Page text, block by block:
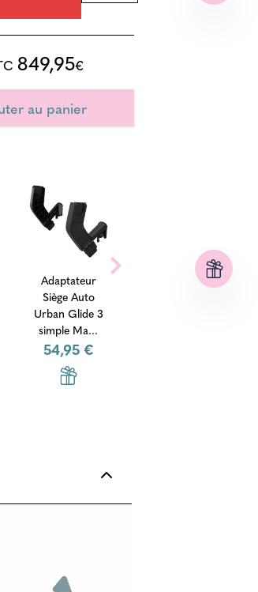
849,95€
Adaptateur
Siège Auto
Glide 3
simple Ma...
54,95 €